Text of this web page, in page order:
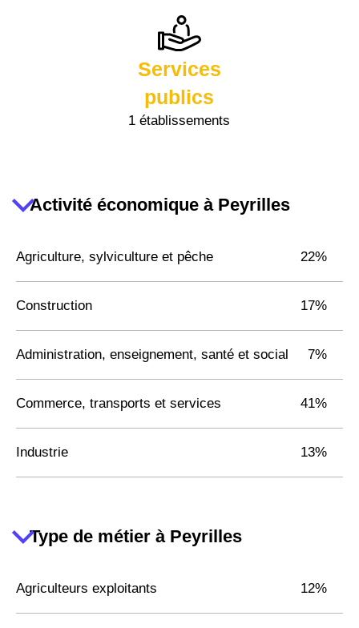
Services
publics
1 établissements
Activité économique à Peyrilles
Agriculture, sylviculture et pêche 22%
Construction 17%
Administration, enseignement, santé et social 7%
Commerce, transports et services 41%
Industrie 13%
Type de métier à Peyrilles
Agriculteurs exploitants 12%